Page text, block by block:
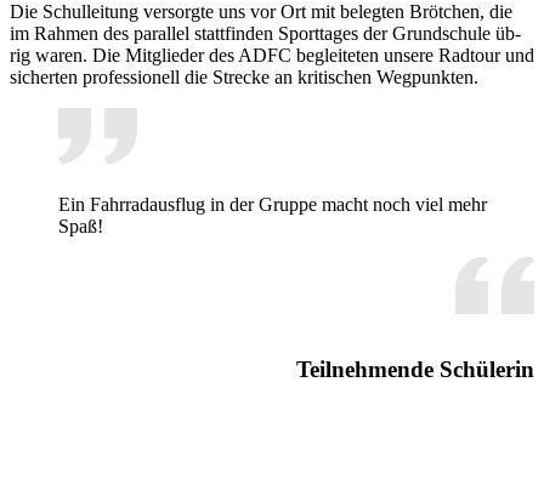
Die Schul­lei­tung ver­sorg­te uns vor Ort mit be­leg­ten Bröt­chen, die
im Rah­men des par­al­lel statt­fin­den Sport­ta­ges der Grund­schu­le üb­
rig wa­ren. Die Mit­glie­der des ADFC be­glei­te­ten un­se­re Rad­tour und
si­cher­ten pro­fes­sio­nell die Stre­cke an kri­ti­schen Weg­punk­ten.
Ein Fahr­rad­aus­flug in der Grup­pe macht noch viel mehr
Spaß!
Teilnehmende Schülerin